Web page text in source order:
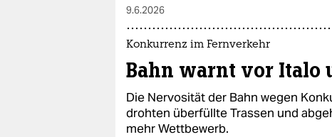
9.6.2026
Konkurrenz im Fernverkehr
Bahn warnt vor Italo
Die Nervosität der Bahn wegen
drohten überfüllte Trassen und
mehr Wettbewerb.